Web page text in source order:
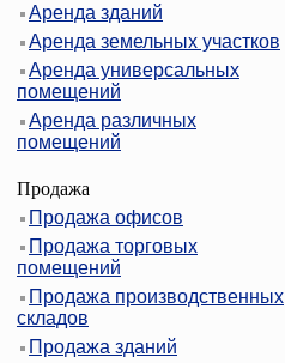
Аренда зданий
Аренда земельных участков
Аренда универсальных
помещений
Аренда различных
помещений
Продажа
Продажа офисов
Продажа торговых
помещений
Продажа производственных
складов
Продажа зданий